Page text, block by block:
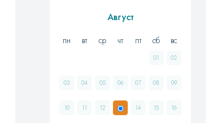
Август
пн вт ср чт пт сб вс
01 02
03 04 05 06 07 08 09
10 11 12 13 14 15 16